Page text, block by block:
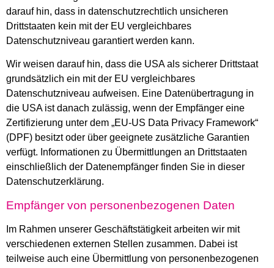
darauf hin, dass in datenschutzrechtlich unsicheren
Drittstaaten kein mit der EU vergleichbares
Datenschutzniveau garantiert werden kann.
Wir weisen darauf hin, dass die USA als sicherer Drittstaat
grundsätzlich ein mit der EU vergleichbares
Datenschutzniveau aufweisen. Eine Datenübertragung in
die USA ist danach zulässig, wenn der Empfänger eine
Zertifizierung unter dem „EU-US Data Privacy Framework“
(DPF) besitzt oder über geeignete zusätzliche Garantien
verfügt. Informationen zu Übermittlungen an Drittstaaten
einschließlich der Datenempfänger finden Sie in dieser
Datenschutzerklärung.
Empfänger von personenbezogenen Daten
Im Rahmen unserer Geschäftstätigkeit arbeiten wir mit
verschiedenen externen Stellen zusammen. Dabei ist
teilweise auch eine Übermittlung von personenbezogenen